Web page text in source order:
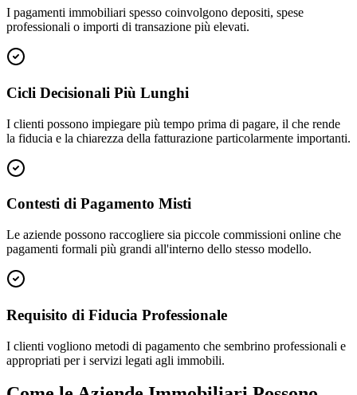
I pagamenti immobiliari spesso coinvolgono depositi, spese
professionali o importi di transazione più elevati.
Cicli Decisionali Più Lunghi
I clienti possono impiegare più tempo prima di pagare, il che rende
la fiducia e la chiarezza della fatturazione particolarmente importanti.
Contesti di Pagamento Misti
Le aziende possono raccogliere sia piccole commissioni online che
pagamenti formali più grandi all'interno dello stesso modello.
Requisito di Fiducia Professionale
I clienti vogliono metodi di pagamento che sembrino professionali e
appropriati per i servizi legati agli immobili.